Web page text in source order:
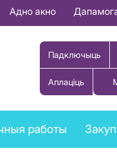
Адно акно
Падключыць
Аплаціць
работы